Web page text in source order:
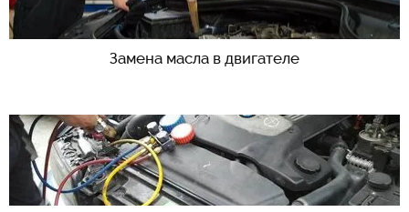
Замена масла в двигателе